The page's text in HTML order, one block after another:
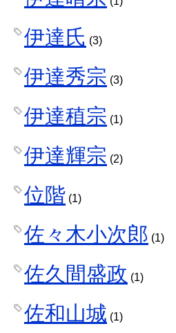
伊達氏 (3)
伊達秀宗 (3)
伊達稙宗 (1)
伊達輝宗 (2)
位階 (1)
佐々木小次郎 (1)
佐久間盛政 (1)
佐和山城 (1)